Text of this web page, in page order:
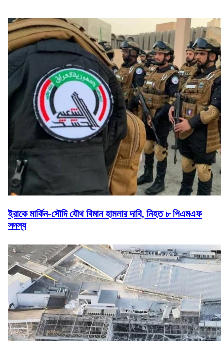
ইরাকে মার্কিন-সৌদি যৌথ বিমান হামলার দাবি, নিহত ৮ পিএমএফ
সদস্য